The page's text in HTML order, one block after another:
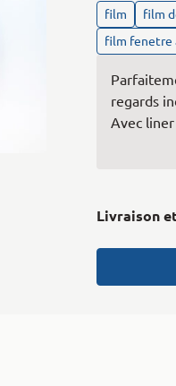
film film
film fenetre
regards
Avec
Livraison